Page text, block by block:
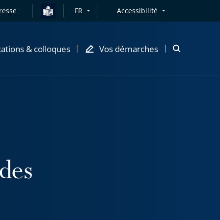
FR Accessibilité
& colloques Vos démarches
Ouvrir